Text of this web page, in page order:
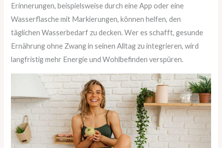
Erinnerungen, beispielsweise durch eine App oder eine
Wasserflasche mit Markierungen, können helfen, den
täglichen Wasserbedarf zu decken. Wer es schafft, gesunde
Ernährung ohne Zwang in seinen Alltag zu integrieren, wird
langfristig mehr Energie und Wohlbefinden verspüren.